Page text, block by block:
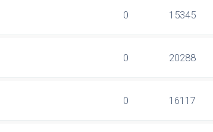
0 15345
0 20288
0 16117